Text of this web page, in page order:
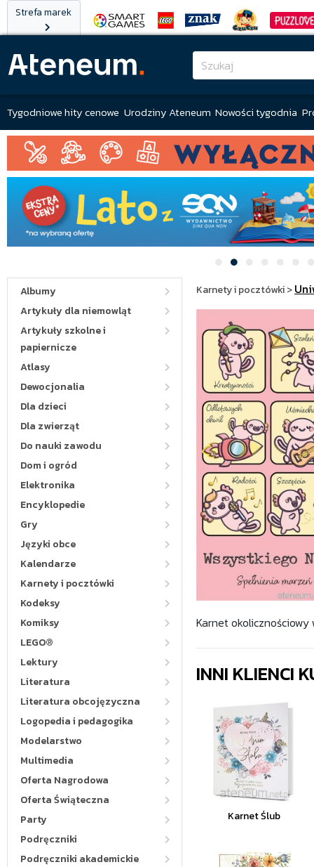
Strefa marek
Tygodniowe hity cenowe Urodziny Ateneum Nowości tygodnia
Albumy
Artykuły dla niemowląt
Artykuły szkolne i
papiernicze
Atlasy
Dewocjonalia
Dla dzieci
Dla zwierząt
Do nauki zawodu
Dom i ogród
Elektronika
Encyklopedie
Gry
Języki obce
Kalendarze
Karnety i pocztówki
Kodeksy
Komiksy
LEGO®
Lektury
Literatura
Literatura obcojęzyczna
Logopedia i pedagogika
Modelarstwo
Multimedia
Oferta Nagrodowa
Oferta Świąteczna
Party
Podręczniki
Podręczniki akademickie
Karnety i pocztówki>
Karnet okolicznościowy
INNI KLIENCI
Karnet Ślub